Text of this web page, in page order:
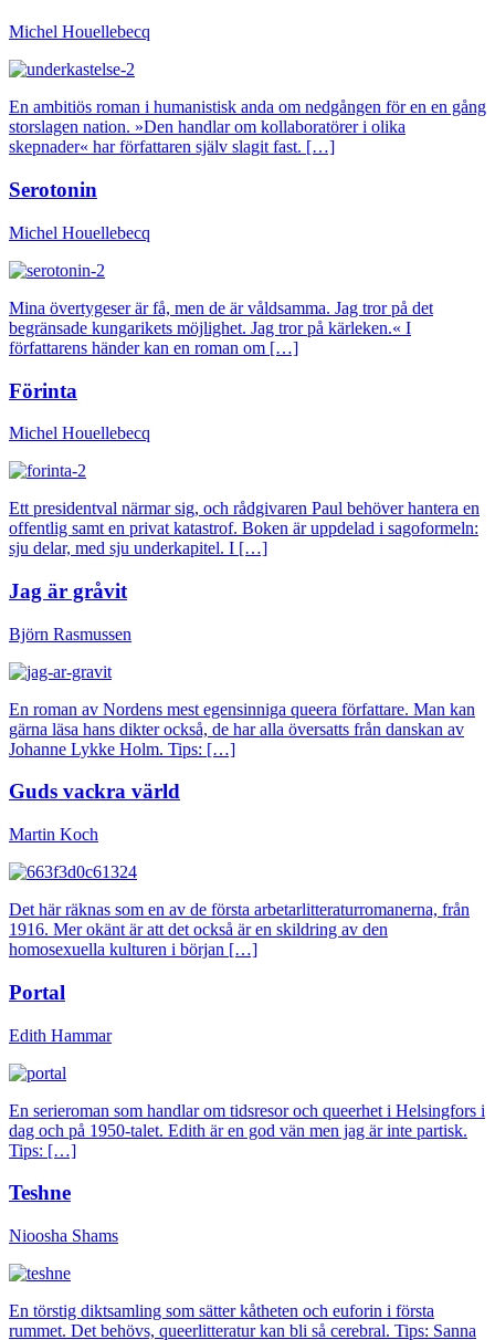
Michel Houellebecq
En ambitiös roman i humanistisk anda om nedgången för en en gång
storslagen nation. »Den handlar om kollaboratörer i olika
skepnader« har författaren själv slagit fast. […]
Serotonin
Michel Houellebecq
Mina övertygeser är få, men de är våldsamma. Jag tror på det
begränsade kungarikets möjlighet. Jag tror på kärleken.« I
författarens händer kan en roman om […]
Förinta
Michel Houellebecq
Ett presidentval närmar sig, och rådgivaren Paul behöver hantera en
offentlig samt en privat katastrof. Boken är uppdelad i sagoformeln:
sju delar, med sju underkapitel. I […]
Jag är gråvit
Björn Rasmussen
En roman av Nordens mest egensinniga queera författare. Man kan
gärna läsa hans dikter också, de har alla översatts från danskan av
Johanne Lykke Holm. Tips: […]
Guds vackra värld
Martin Koch
Det här räknas som en av de första arbetarlitteraturromanerna, från
1916. Mer okänt är att det också är en skildring av den
homosexuella kulturen i början […]
Portal
Edith Hammar
En serieroman som handlar om tidsresor och queerhet i Helsingfors i
dag och på 1950-talet. Edith är en god vän men jag är inte partisk.
Tips: […]
Teshne
Nioosha Shams
En törstig diktsamling som sätter kåtheten och euforin i första
rummet. Det behövs, queerlitteratur kan bli så cerebral. Tips: Sanna